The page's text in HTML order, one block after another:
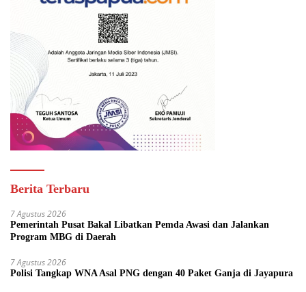
Berita Terbaru
7 Agustus 2026
Pemerintah Pusat Bakal Libatkan Pemda Awasi dan Jalankan
Program MBG di Daerah
7 Agustus 2026
Polisi Tangkap WNA Asal PNG dengan 40 Paket Ganja di Jayapura